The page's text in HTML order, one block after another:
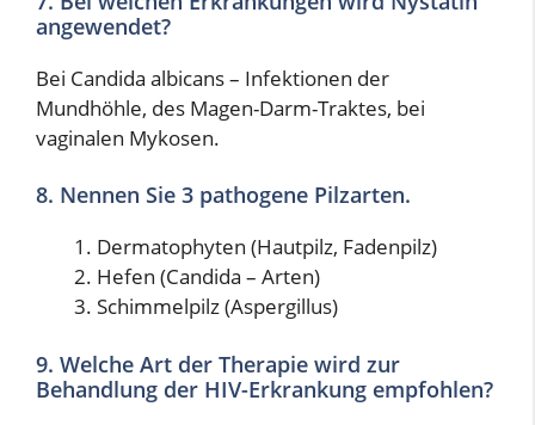
angewendet?
Bei Candida albicans – Infektionen der
Mundhöhle, des Magen-Darm-Traktes, bei
vaginalen Mykosen.
8. Nennen Sie 3 pathogene Pilzarten.
Dermatophyten (Hautpilz, Fadenpilz)
Hefen (Candida – Arten)
Schimmelpilz (Aspergillus)
9. Welche Art der Therapie wird zur
Behandlung der HIV-Erkrankung empfohlen?